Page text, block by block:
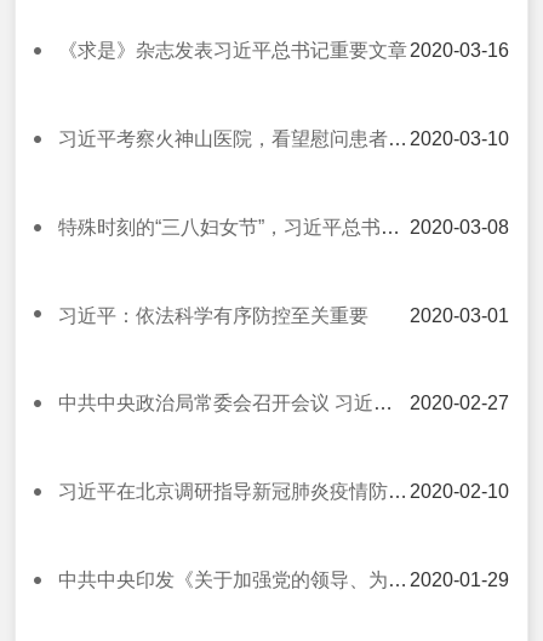
2020-03-16
《求是》杂志发表习近平总书记重要文章
2020-03-10
习近平考察火神山医院，看望慰问患者和医务工作者
2020-03-08
特殊时刻的“三八妇女节”，习近平总书记致以问候！
2020-03-01
习近平：依法科学有序防控至关重要
2020-02-27
中共中央政治局常委会召开会议 习近平等为支持新冠肺炎疫情防控工作捐款
2020-02-10
习近平在北京调研指导新冠肺炎疫情防控工作
2020-01-29
中共中央印发《关于加强党的领导、为打赢疫情防控阻击战提供坚强政治保证的通知》